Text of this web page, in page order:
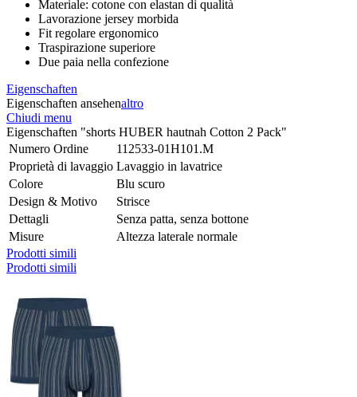
Materiale: cotone con elastan di qualità
Lavorazione jersey morbida
Fit regolare ergonomico
Traspirazione superiore
Due paia nella confezione
Eigenschaften
Eigenschaften ansehenaltro
Chiudi menu
Eigenschaften "shorts HUBER hautnah Cotton 2 Pack"
Numero Ordine
112533-01H101.M
Proprietà di lavaggio Lavaggio in lavatrice
Colore
Blu scuro
Design & Motivo
Strisce
Dettagli
Senza patta, senza bottone
Misure
Altezza laterale normale
Prodotti simili
Prodotti simili